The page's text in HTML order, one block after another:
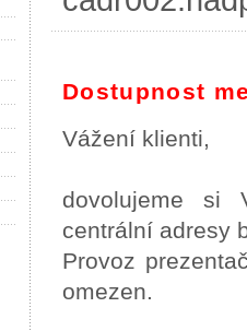
Dostupnost
Vážení klienti,
dovolujeme si
centrální adresy
Provoz
omezen.